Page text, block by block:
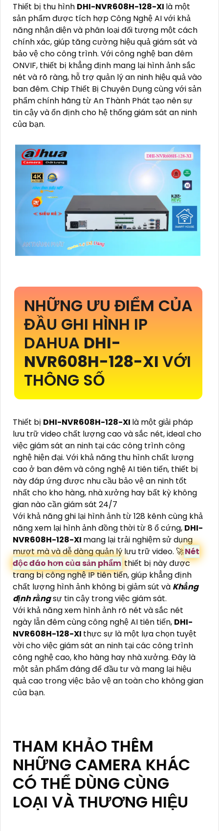
Thiết bị thu hình DHI-NVR608H-128-XI là một
sản phẩm được tích hợp Công Nghệ AI với khả
năng nhận diện và phân loại đối tượng một cách
chính xác, giúp tăng cường hiệu quả giám sát và
bảo vệ cho công trình. Với công nghệ ban đêm
ONVIF, thiết bị khẳng định mang lại hình ảnh sắc
nét và rõ ràng, hỗ trợ quản lý an ninh hiệu quả vào
ban đêm. Chip Thiết Bị Chuyên Dụng cùng với sản
phẩm chính hãng từ An Thành Phát tạo nên sự
tin cậy và ổn định cho hệ thống giám sát an ninh
của bạn.
NHỮNG ƯU ĐIỂM CỦA
ĐẦU GHI HÌNH IP
DAHUA DHI-
NVR608H-128-XI VỚI
THÔNG SỐ
Thiết bị DHI-NVR608H-128-XI là một giải pháp
lưu trữ video chất lượng cao và sắc nét, ideal cho
việc giám sát an ninh tại các công trình công
nghệ hiện đại. Với khả năng thu hình chất lượng
cao ở ban đêm và công nghệ AI tiên tiến, thiết bị
này đáp ứng được nhu cầu bảo vệ an ninh tốt
nhất cho kho hàng, nhà xưởng hay bất kỳ không
gian nào cần giám sát 24/7
Với khả năng ghi lại hình ảnh từ 128 kênh cùng khả
năng xem lại hình ảnh đồng thời từ 8 ổ cứng, DHI-
NVR608H-128-XI mang lại trải nghiệm sử dụng
mượt mà và dễ dàng quản lý lưu trữ video. 🚀Nét
độc đáo hơn của sản phẩm thiết bị này được
trang bị công nghệ IP tiên tiến, giúp khẳng định
chất lượng hình ảnh không bị giảm sút và Khẳng
định rằngsự tin cậy trong việc giám sát.
Với khả năng xem hình ảnh rõ nét và sắc nét
ngày lẫn đêm cùng công nghệ AI tiên tiến, DHI-
NVR608H-128-XI thực sự là một lựa chọn tuyệt
vời cho việc giám sát an ninh tại các công trình
công nghệ cao, kho hàng hay nhà xưởng. Đây là
một sản phẩm đáng để đầu tư và mang lại hiệu
quả cao trong việc bảo vệ an toàn cho không gian
của bạn.
THAM KHẢO THÊM
NHỮNG CAMERA KHÁC
CÓ THỂ DÙNG CÙNG
LOẠI VÀ THƯƠNG HIỆU